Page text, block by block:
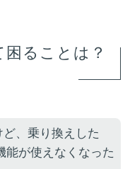
ることは？
、乗り換えした
能が使えなくなった